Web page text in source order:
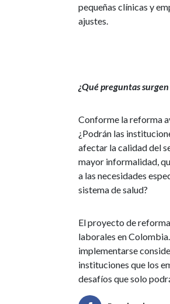
pequeñas clínicas y
ajustes.
¿Qué preguntas
Conforme la reforma
¿Podrán las
afectar la calidad del
mayor informalidad,
a las necesidades
sistema de salud?
El proyecto de
laborales en
implementarse
instituciones que los
desafíos que solo